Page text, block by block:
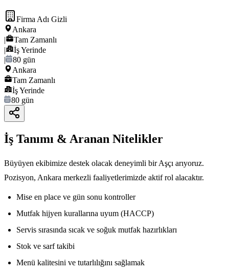
Firma Adı Gizli
Ankara
|
Tam Zamanlı
|
İş Yerinde
|
80 gün
Ankara
Tam Zamanlı
İş Yerinde
80 gün
İş Tanımı & Aranan Nitelikler
Büyüyen ekibimize destek olacak deneyimli bir Aşçı arıyoruz.
Pozisyon, Ankara merkezli faaliyetlerimizde aktif rol alacaktır.
Mise en place ve gün sonu kontroller
Mutfak hijyen kurallarına uyum (HACCP)
Servis sırasında sıcak ve soğuk mutfak hazırlıkları
Stok ve sarf takibi
Menü kalitesini ve tutarlılığını sağlamak